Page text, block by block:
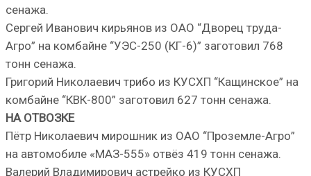
сенажа.
Сергей Иванович кирьянов из ОАО “Дворец труда-
Агро” на комбайне “УЭС-250 (КГ-6)” заготовил 768
тонн сенажа.
Григорий Николаевич трибо из КУСХП “Кащинское” на
комбайне “КВК-800” заготовил 627 тонн сенажа.
НА ОТВОЗКЕ
Пётр Николаевич мирошник из ОАО “Проземле-Агро”
на автомобиле «МАЗ-555» отвёз 419 тонн сенажа.
Валерий Владимирович астрейко из КУСХП